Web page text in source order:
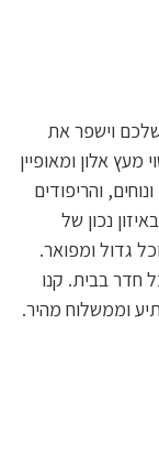
וישפר את
אלון ומאופיין
והריפודים
נכון של
גדול ומפואר.
חדר בבית. קנו
וממשלוח מהיר.